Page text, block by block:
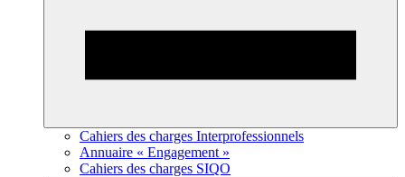
Cahiers des charges Interprofessionnels
Annuaire « Engagement »
Cahiers des charges SIQO